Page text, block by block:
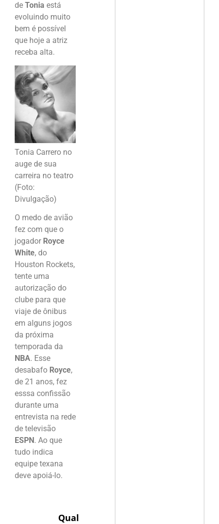
de Tonia está
evoluindo muito
bem é possível
que hoje a atriz
receba alta.
Tonia Carrero no
auge de sua
carreira no teatro
(Foto:
Divulgação)
O medo de avião
fez com que o
jogador Royce
White, do
Houston Rockets,
tente uma
autorização do
clube para que
viaje de ônibus
em alguns jogos
da próxima
temporada da
NBA. Esse
desabafo Royce,
de 21 anos, fez
esssa confissão
durante uma
entrevista na rede
de televisão
ESPN. Ao que
tudo indica
equipe texana
deve apoiá-lo.
Qual